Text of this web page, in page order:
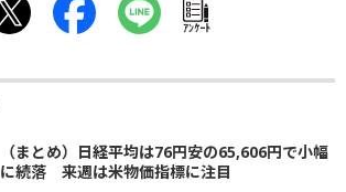
ｱﾝｹｰﾄ
（まとめ）日経平均は76円安の65,606円で小幅
に続落 来週は米物価指標に注目